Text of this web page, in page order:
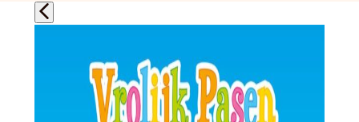
Wat is je e-mailadres?*
Aanmelden
We gebruiken je gegevens om contact op te nemen, in